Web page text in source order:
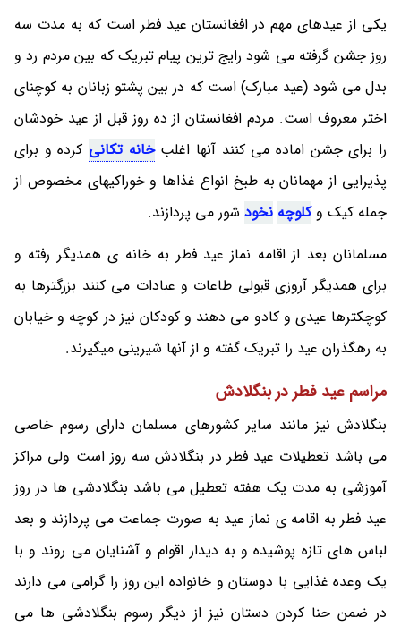
یکی از عیدهای مهم در افغانستان عید فطر است که به مدت سه
روز جشن گرفته می شود رایج ترین پیام تبریک که بین مردم رد و
بدل می شود (عید مبارک) است که در بین پشتو زبانان به کوچنای
اختر معروف است. مردم افغانستان از ده روز قبل از عید خودشان
را برای جشن اماده می کنند آنها اغلبخانه تکانی کرده و برای
پذیرایی از مهمانان به طبخ انواع غذاها و خوراکیهای مخصوص از
جمله کیک وکلوچه نخود شور می پردازند.
مسلمانان بعد از اقامه نماز عید فطر به خانه ی همدیگر رفته و
برای همدیگر آروزی قبولی طاعات و عبادات می کنند بزرگترها به
کوچکترها عیدی و کادو می دهند و کودکان نیز در کوچه و خیابان
به رهگذران عید را تبریک گفته و از آنها شیرینی میگیرند.
مراسم عید فطر در بنگلادش
بنگلادش نیز مانند سایر کشورهای مسلمان دارای رسوم خاصی
می باشد تعطیلات عید فطر در بنگلادش سه روز است ولی مراکز
آموزشی به مدت یک هفته تعطیل می باشد بنگلادشی ها در روز
عید فطر به اقامه ی نماز عید به صورت جماعت می پردازند و بعد
لباس های تازه پوشیده و به دیدار اقوام و آشنایان می روند و با
یک وعده غذایی با دوستان و خانواده این روز را گرامی می دارند
در ضمن حنا کردن دستان نیز از دیگر رسوم بنگلادشی ها می